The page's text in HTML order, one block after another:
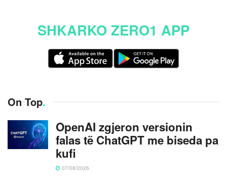
SHKARKO ZERO1 APP
On Top.
OpenAI zgjeron versionin
falas të ChatGPT me biseda pa
kufi
07/08/2026